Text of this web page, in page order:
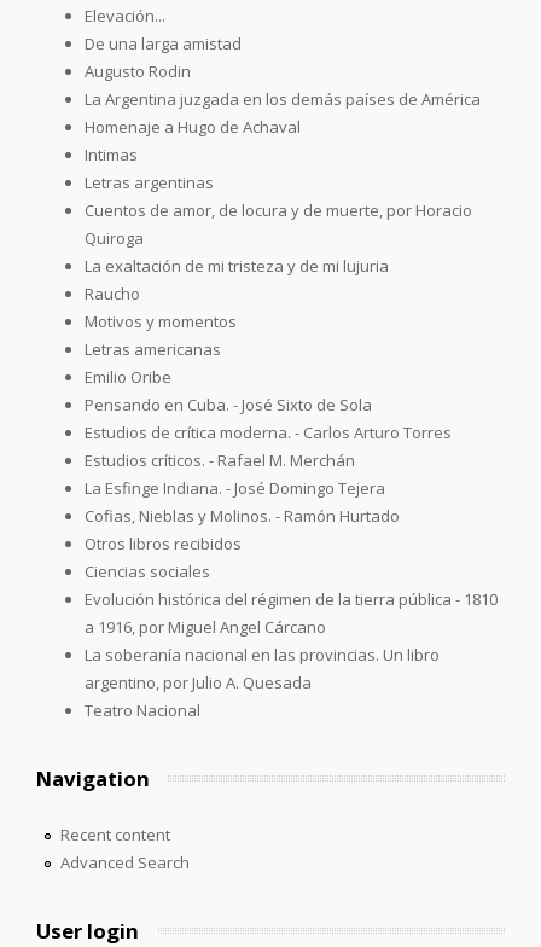
Elevación...
De una larga amistad
Augusto Rodin
La Argentina juzgada en los demás países de América
Homenaje a Hugo de Achaval
Intimas
Letras argentinas
Cuentos de amor, de locura y de muerte, por Horacio
Quiroga
La exaltación de mi tristeza y de mi lujuria
Raucho
Motivos y momentos
Letras americanas
Emilio Oribe
Pensando en Cuba. - José Sixto de Sola
Estudios de crítica moderna. - Carlos Arturo Torres
Estudios críticos. - Rafael M. Merchán
La Esfinge Indiana. - José Domingo Tejera
Cofias, Nieblas y Molinos. - Ramón Hurtado
Otros libros recibidos
Ciencias sociales
Evolución histórica del régimen de la tierra pública - 1810
a 1916, por Miguel Angel Cárcano
La soberanía nacional en las provincias. Un libro
argentino, por Julio A. Quesada
Teatro Nacional
Navigation
Recent content
Advanced Search
User login